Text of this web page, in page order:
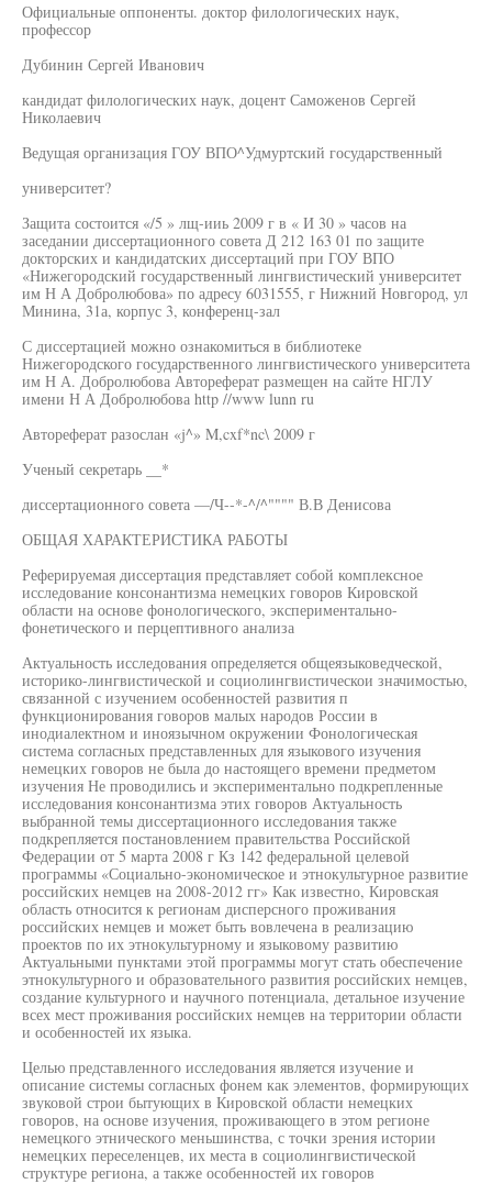
Официальные оппоненты. доктор филологических наук,
профессор
Дубинин Сергей Иванович
кандидат филологических наук, доцент Саможенов Сергей
Николаевич
Ведущая организация ГОУ ВПО^Удмуртский государственный
университет?
Защита состоится «/5 » лщ-ииь 2009 г в « И 30 » часов на
заседании диссертационного совета Д 212 163 01 по защите
докторских и кандидатских диссертаций при ГОУ ВПО
«Нижегородский государственный лингвистический университет
им Н А Добролюбова» по адресу 6031555, г Нижний Новгород, ул
Минина, 31а, корпус 3, конференц-зал
С диссертацией можно ознакомиться в библиотеке
Нижегородского государственного лингвистического университета
им Н А. Добролюбова Автореферат размещен на сайте НГЛУ
имени Н А Добролюбова http //www lunn ru
Автореферат разослан «j^» M,cxf*nc\ 2009 г
Ученый секретарь __*
диссертационного совета —/Ч--*-^/^"""" В.В Денисова
ОБЩАЯ ХАРАКТЕРИСТИКА РАБОТЫ
Реферируемая диссертация представляет собой комплексное
исследование консонантизма немецких говоров Кировской
области на основе фонологического, экспериментально-
фонетического и перцептивного анализа
Актуальность исследования определяется общеязыковедческой,
историко-лингвистической и социолингвистическои значимостью,
связанной с изучением особенностей развития п
функционирования говоров малых народов России в
инодиалектном и иноязычном окружении Фонологическая
система согласных представленных для языкового изучения
немецких говоров не была до настоящего времени предметом
изучения Не проводились и экспериментально подкрепленные
исследования консонантизма этих говоров Актуальность
выбранной темы диссертационного исследования также
подкрепляется постановлением правительства Российской
Федерации от 5 марта 2008 г Кз 142 федеральной целевой
программы «Социально-экономическое и этнокультурное развитие
российских немцев на 2008-2012 гг» Как известно, Кировская
область относится к регионам дисперсного проживания
российских немцев и может быть вовлечена в реализацию
проектов по их этнокультурному и языковому развитию
Актуальными пунктами этой программы могут стать обеспечение
этнокультурного и образовательного развития российских немцев,
создание культурного и научного потенциала, детальное изучение
всех мест проживания российских немцев на территории области
и особенностей их языка.
Целью представленного исследования является изучение и
описание системы согласных фонем как элементов, формирующих
звуковой строи бытующих в Кировской области немецких
говоров, на основе изучения, проживающего в этом регионе
немецкого этнического меньшинства, с точки зрения истории
немецких переселенцев, их места в социолингвистической
структуре региона, а также особенностей их говоров